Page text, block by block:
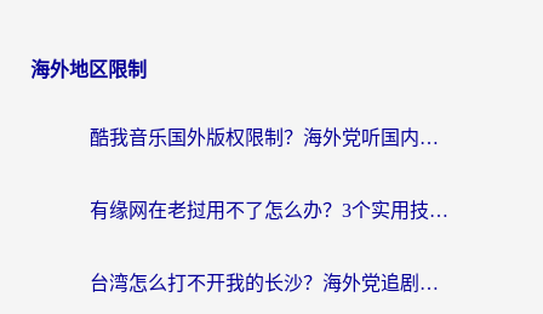
海外地区限制
酷我音乐国外版权限制？海外党听国内歌、玩游戏、看剧的一站式解决方案
有缘网在老挝用不了怎么办？3个实用技巧解决海外访问国内服务难题
台湾怎么打不开我的长沙？海外党追剧看片、用环球时报不卡的实用指南